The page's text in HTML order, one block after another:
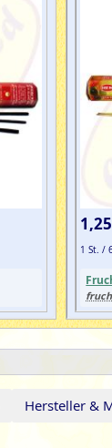
1 St. /
Hersteller &